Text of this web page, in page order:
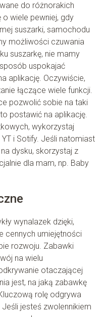
do różnorakich
wiele pewniej, gdy
suszarki, samochodu
możliwości czuwania
suszarkę, nie mamy
uspokajać
aplikację. Oczywiście,
łączące wiele funkcji.
pozwolić sobie na taki
postawić na aplikację.
wykorzystaj
i Sotify. Jeśli natomiast
dysku, skorzystaj z
dla mam, np. Baby
wynalazek dzięki,
cennych umiejętności
rozwoju. Zabawki
na wielu
otaczającej
jest, na jaką zabawkę
rolę odgrywa
jesteś zwolennikiem